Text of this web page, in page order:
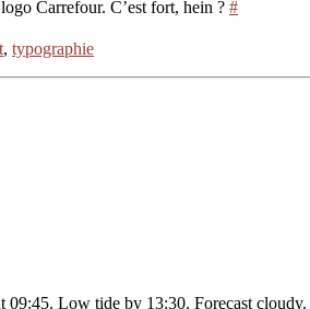
Carrefour. C’est fort, hein ? #
, typographie
09:45. Low tide by 13:30. Forecast cloudy.